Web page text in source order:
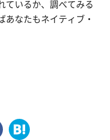
ているか、調べてみる
あなたもネイティブ・